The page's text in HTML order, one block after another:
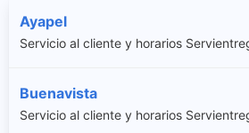
Ayapel
Servicio al cliente y horarios
Buenavista
Servicio al cliente y horarios